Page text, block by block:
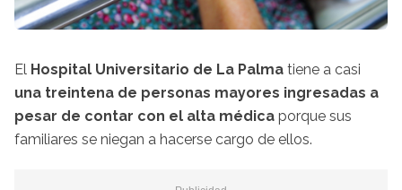
El Hospital Universitario de La Palma tiene a casi
una treintena de personas mayores ingresadas a
pesar de contar con el alta médica porque sus
familiares se niegan a hacerse cargo de ellos.